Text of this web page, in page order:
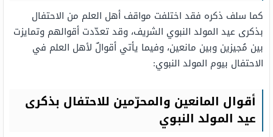
كما سلف ذكره فقد اختلفت مواقف أهل العلم من الاحتفال
بذكرى عيد المولد النبوي الشريف، وقد تعدّدت أقوالهم وتمايزت
بين مُجيزين وبين مانعين، وفيما يأتي أقوالٌ لأهل العلم في
الاحتفال بيوم المولد النبوي:
أقوال المانعين والمحرّمين للاحتفال بذكرى
عيد المولد النبوي